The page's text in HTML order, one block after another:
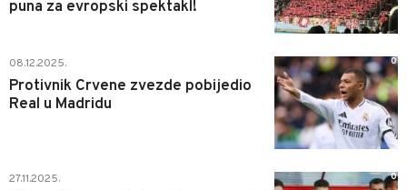
puna za evropski spektakl!
08.12.2025.
Protivnik Crvene zvezde pobijedio
Real u Madridu
0
27.11.2025. 0